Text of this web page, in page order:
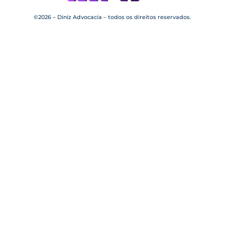
©2026 – Diniz Advocacia – todos os direitos reservados.